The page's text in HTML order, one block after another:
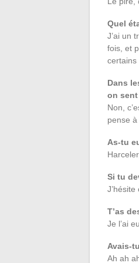
Quel
J’ai un
fois, et
certains
Dans
on sent
Non,
pense
As-tu
Si tu
T’as
Je l’ai
Avais-
Ah ah